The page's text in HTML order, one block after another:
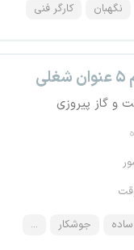
نگهبان کارگر فنی
و گاز پیروزی
جوشکار ...